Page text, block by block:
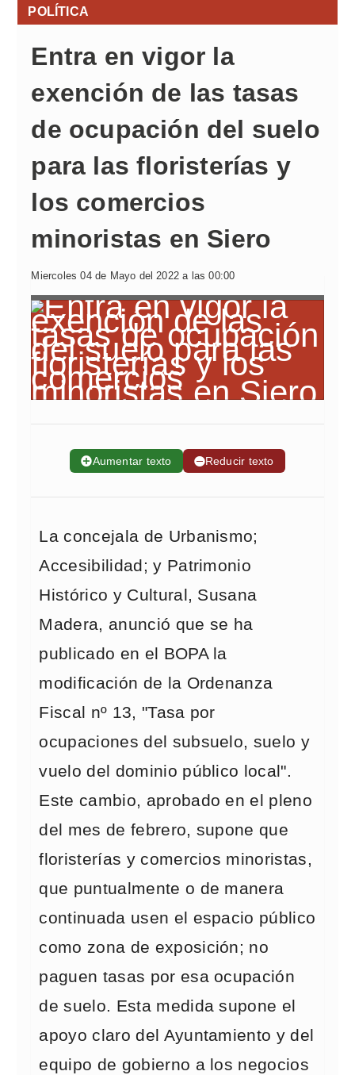
POLÍTICA
Entra en vigor la
exención de las tasas
de ocupación del suelo
para las floristerías y
los comercios
minoristas en Siero
Miercoles 04 de Mayo del 2022 a las 00:00
➕Aumentar texto ➖Reducir texto
La concejala de Urbanismo;
Accesibilidad; y Patrimonio
Histórico y Cultural, Susana
Madera, anunció que se ha
publicado en el BOPA la
modificación de la Ordenanza
Fiscal nº 13, "Tasa por
ocupaciones del subsuelo, suelo y
vuelo del dominio público local".
Este cambio, aprobado en el pleno
del mes de febrero, supone que
floristerías y comercios minoristas,
que puntualmente o de manera
continuada usen el espacio público
como zona de exposición; no
paguen tasas por esa ocupación
de suelo. Esta medida supone el
apoyo claro del Ayuntamiento y del
equipo de gobierno a los negocios